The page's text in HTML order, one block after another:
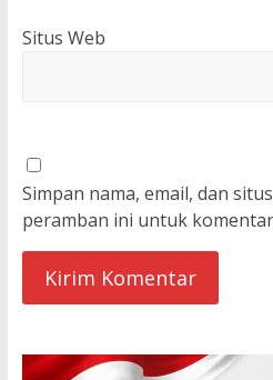
Situs Web
Simpan nama, email, dan
peramban ini untuk